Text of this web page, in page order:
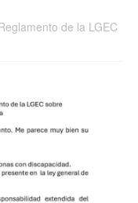
de la LGEC